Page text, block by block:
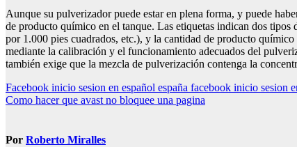
Aunque su pulverizador puede estar en plena forma, y puede
de producto químico en el tanque. Las etiquetas indican dos
por 1.000 pies cuadrados, etc.), y la cantidad de producto
mediante la calibración y el funcionamiento adecuados del
también exige que la mezcla de pulverización contenga la
Navegación
de
Facebook inicio sesion en español españa facebook inicio sesion
Como hacer que avast no bloquee una pagina
Por Roberto Miralles